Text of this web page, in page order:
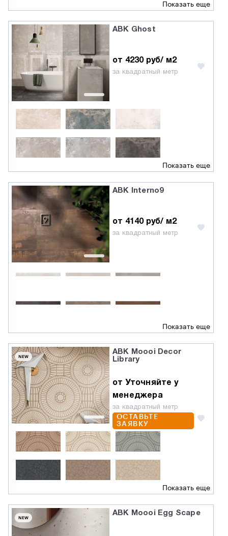
Показать еще
ABK Ghost
от 4230 руб/ м2
за квадратный метр
Показать еще
ABK Interno9
от 4140 руб/ м2
за квадратный метр
Показать еще
NEW
ABK Moooi Decor
Library
от Уточняйте у
менеджера
за квадратный метр
ОСТАВЬТЕ
ЗАЯВКУ
Показать еще
NEW
ABK Moooi Egg Scape